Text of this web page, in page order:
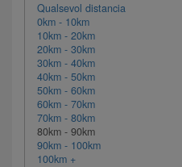
Qualsevol distancia
0km - 10km
10km - 20km
20km - 30km
30km - 40km
40km - 50km
50km - 60km
60km - 70km
70km - 80km
80km - 90km
90km - 100km
100km +